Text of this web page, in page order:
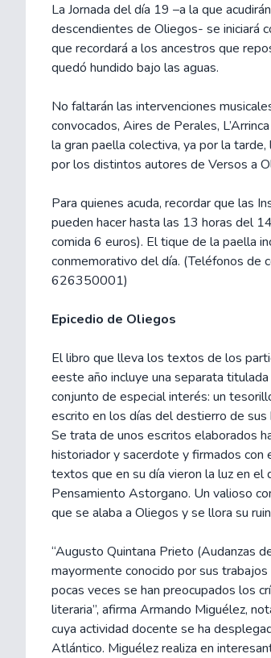
La Jornada del día 19 –a la que
descendientes de Oliegos- se iniciará
que recordará a los ancestros que
quedó hundido bajo las aguas.
No faltarán las intervenciones
convocados, Aires de Perales,
la gran paella colectiva, ya por la
por los distintos autores de Versos a
Para quienes acuda, recordar que las
pueden hacer hasta las 13 horas del
comida 6 euros). El tique de la paella
conmemorativo del día. (Teléfonos
626350001)
Epicedio de Oliegos
El libro que lleva los textos de los
eeste año incluye una separata
conjunto de especial interés: un
escrito en los días del destierro de
Se trata de unos escritos elaborados
historiador y sacerdote y firmados con
textos que en su día vieron la luz en el
Pensamiento Astorgano. Un valioso
que se alaba a Oliegos y se llora su
“Augusto Quintana Prieto (Audanzas
mayormente conocido por sus
pocas veces se han preocupados los
literaria”, afirma Armando Miguélez,
cuya actividad docente se ha
Atlántico. Miguélez realiza en